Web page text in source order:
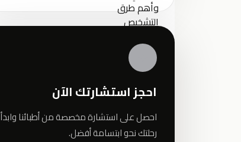
احجز استشارتك الآن
احصل على استشارة مخصصة من أطبائنا وابدأ
رحلتك نحو ابتسامة أفضل.